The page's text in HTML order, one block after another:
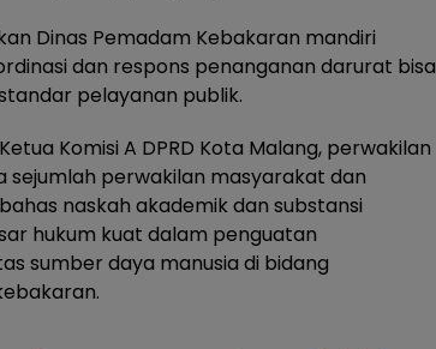
Dinas Pemadam Kebakaran mandiri
dan respons penanganan darurat bisa
pelayanan publik.
Komisi A DPRD Kota Malang, perwakilan
sejumlah perwakilan masyarakat dan
naskah akademik dan substansi
hukum kuat dalam penguatan
sumber daya manusia di bidang